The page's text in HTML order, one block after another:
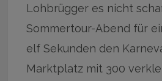
Lohbrügger es nicht
Sommertour-Abend für
elf Sekunden den
Marktplatz mit 300